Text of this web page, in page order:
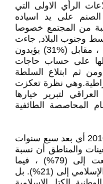
الرأي الاولى التي
على يد اسياده
من المجتمع خصوصا
وجنوب البلاد, جاءت
بتأييد (%69) لقيام حكم إسلامي ، مقابل (%31) يؤيدون
على حساب حاجات
ومن ثم ابتلاع السلطة
نظرة تعكزت
لتبرير خيارها
المحاصصة الطائفية
إذ اتضح في استفتاء جرى عام 2010 أي بعد سبع سنوات
والمناطق أن نسبة
المؤيدين للحكم العلماني ارتفعت إلى (79%) ، فيما
انخفضت نسبة المؤيدين للحكم الإسلامي إلى (21%). بل